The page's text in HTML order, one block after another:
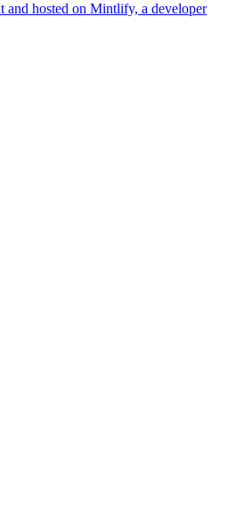
and hosted on Mintlify, a developer